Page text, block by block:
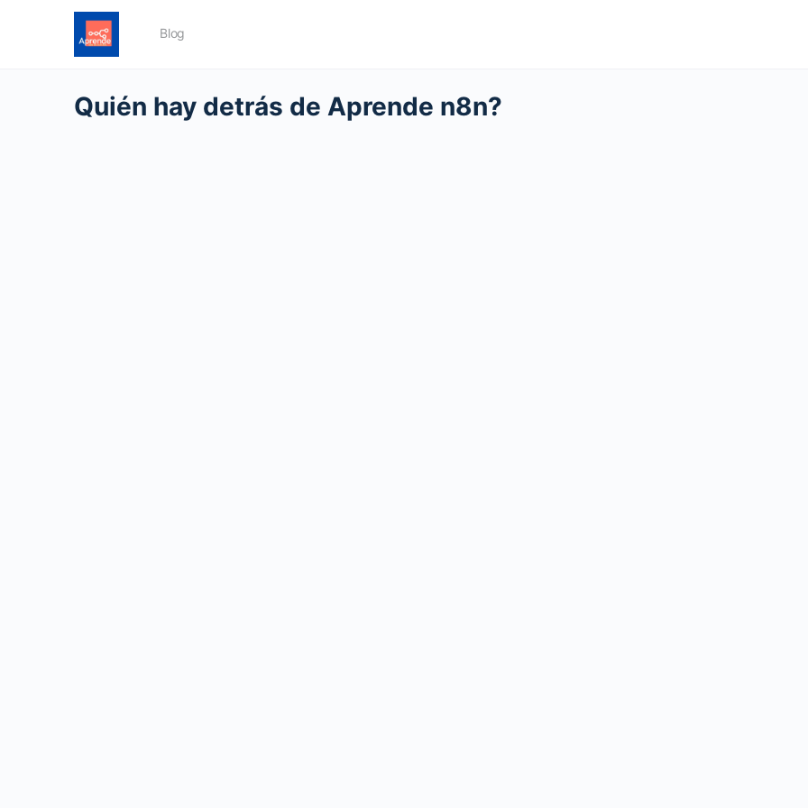
Blog
Quién hay detrás de Aprende n8n?